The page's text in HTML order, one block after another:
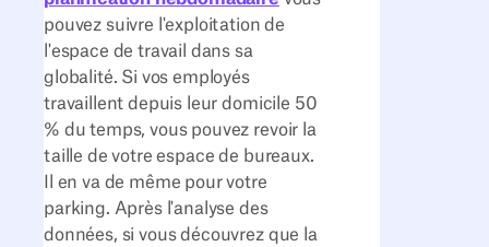
pouvez suivre l'exploitation de
l'espace de travail dans sa
globalité. Si vos employés
travaillent depuis leur domicile 50
% du temps, vous pouvez revoir la
taille de votre espace de bureaux.
Il en va de même pour votre
parking. Après l'analyse des
données, si vous découvrez que la